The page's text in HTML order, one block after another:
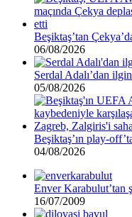
Beşiktaş’tan
06/08/2026
Serdal Adalı’dan
05/08/2026
Beşiktaş’ın play-
04/08/2026
Enver Karabulut’tan
16/07/2009